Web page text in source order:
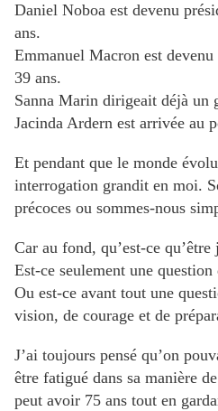
Daniel Noboa est devenu
ans.
Emmanuel Macron est
39 ans.
Sanna Marin dirigeait déjà un
Jacinda Ardern est arrivée au
Et pendant que le monde
interrogation grandit en moi.
précoces ou sommes-nous
Car au fond, qu’est-ce qu’être
Est-ce seulement une question
Ou est-ce avant tout une
vision, de courage et de
J’ai toujours pensé qu’on
être fatigué dans sa manière
peut avoir 75 ans tout en